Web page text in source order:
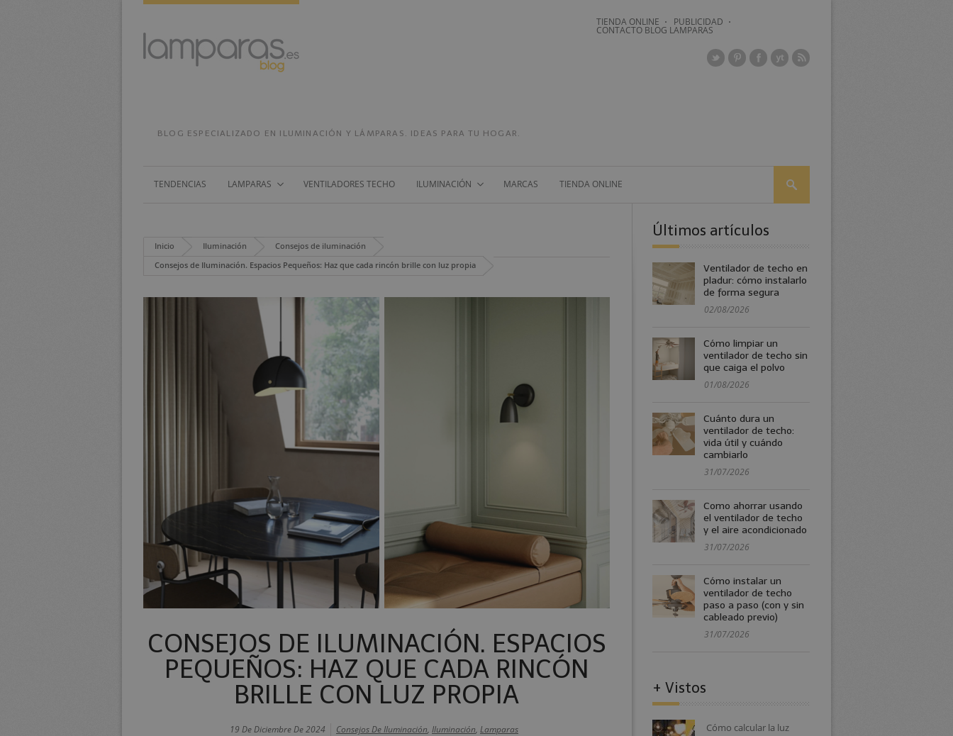
BLOG ESPECIALIZADO EN ILUMINACIÓN Y LÁMPARAS. IDEAS PARA TU HOGAR.
TIENDA ONLINE PUBLICIDAD
CONTACTO BLOG LAMPARAS
TENDENCIAS LAMPARAS VENTILADORES TECHO ILUMINACIÓN MARCAS TIENDA ONLINE
Inicio Iluminación
Consejos de iluminación
Consejos de Iluminación. Espacios Pequeños: Haz que cada rincón brille con luz propia
CONSEJOS DE ILUMINACIÓN. ESPACIOS
PEQUEÑOS: HAZ QUE CADA RINCÓN
BRILLE CON LUZ PROPIA
19 De Diciembre De 2024 Consejos De Iluminación, Iluminación, Lamparas
Últimos artículos
Ventilador de techo en
pladur: cómo instalarlo
de forma segura
02/08/2026
Cómo limpiar un
ventilador de techo sin
que caiga el polvo
01/08/2026
Cuánto dura un
ventilador de techo:
vida útil y cuándo
cambiarlo
31/07/2026
Como ahorrar usando
el ventilador de techo
y el aire acondicionado
31/07/2026
Cómo instalar un
ventilador de techo
paso a paso (con y sin
cableado previo)
31/07/2026
+ Vistos
Cómo calcular la luz